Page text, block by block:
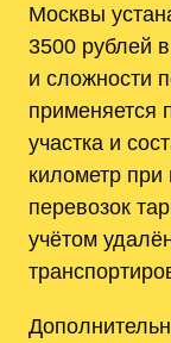
Москвы
3500 рублей
и сложности
применяется
участка и
километр
перевозок
учётом